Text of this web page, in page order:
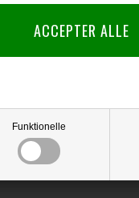
Funktionelle